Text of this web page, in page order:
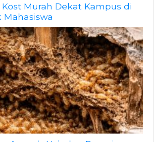
Murah Dekat Kampus di